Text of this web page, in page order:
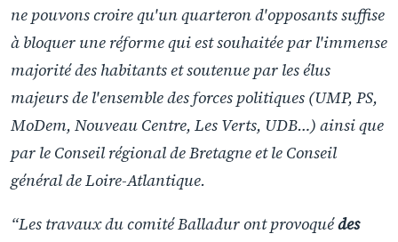
ne pouvons croire qu'un quarteron d'opposants suffise
à bloquer une réforme qui est souhaitée par l'immense
majorité des habitants et soutenue par les élus
majeurs de l'ensemble des forces politiques (UMP, PS,
MoDem, Nouveau Centre, Les Verts, UDB…) ainsi que
par le Conseil régional de Bretagne et le Conseil
général de Loire-Atlantique.
“Les travaux du comité Balladur ont provoquédes